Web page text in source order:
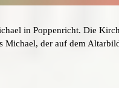
in Poppenricht. Die
Michael, der auf dem